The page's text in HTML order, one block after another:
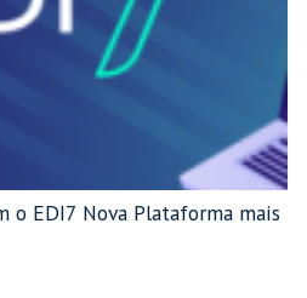
o EDI7 Nova Plataforma mais